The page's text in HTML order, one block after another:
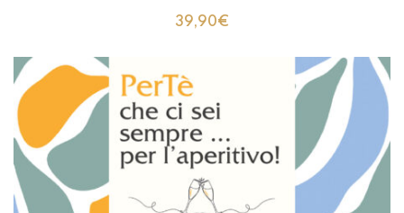
39,90€